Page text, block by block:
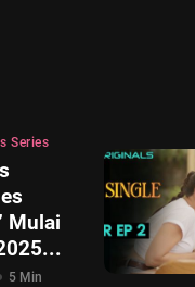
Series
Mulai
5 Min